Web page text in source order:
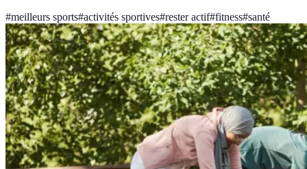
#meilleurs sports#activités sportives#rester actif#fitness#santé